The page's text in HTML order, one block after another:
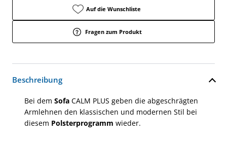
Auf die Wunschliste
Fragen zum Produkt
Beschreibung
Bei dem Sofa CALM PLUS geben die abgeschrägten
Armlehnen den klassischen und modernen Stil bei
diesem Polsterprogramm wieder.